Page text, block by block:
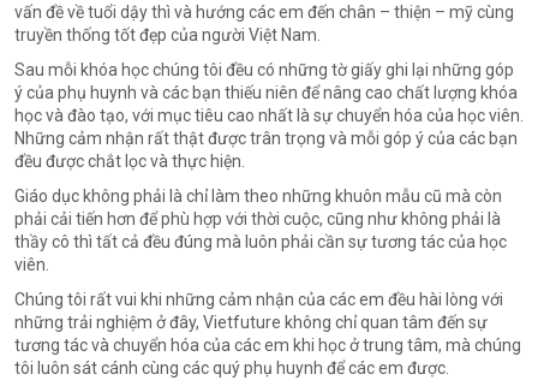
vấn đề về tuổi dậy thì và hướng các em đến chân – thiện – mỹ cùng
truyền thống tốt đẹp của người Việt Nam.
Sau mỗi khóa học chúng tôi đều có những tờ giấy ghi lại những góp
ý của phụ huynh và các bạn thiếu niên để nâng cao chất lượng khóa
học và đào tạo, với mục tiêu cao nhất là sự chuyển hóa của học viên.
Những cảm nhận rất thật được trân trọng và mỗi góp ý của các bạn
đều được chắt lọc và thực hiện.
Giáo dục không phải là chỉ làm theo những khuôn mẫu cũ mà còn
phải cải tiến hơn để phù hợp với thời cuộc, cũng như không phải là
thầy cô thì tất cả đều đúng mà luôn phải cần sự tương tác của học
viên.
Chúng tôi rất vui khi những cảm nhận của các em đều hài lòng với
những trải nghiệm ở đây, Vietfuture không chỉ quan tâm đến sự
tương tác và chuyển hóa của các em khi học ở trung tâm, mà chúng
tôi luôn sát cánh cùng các quý phụ huynh để các em được.